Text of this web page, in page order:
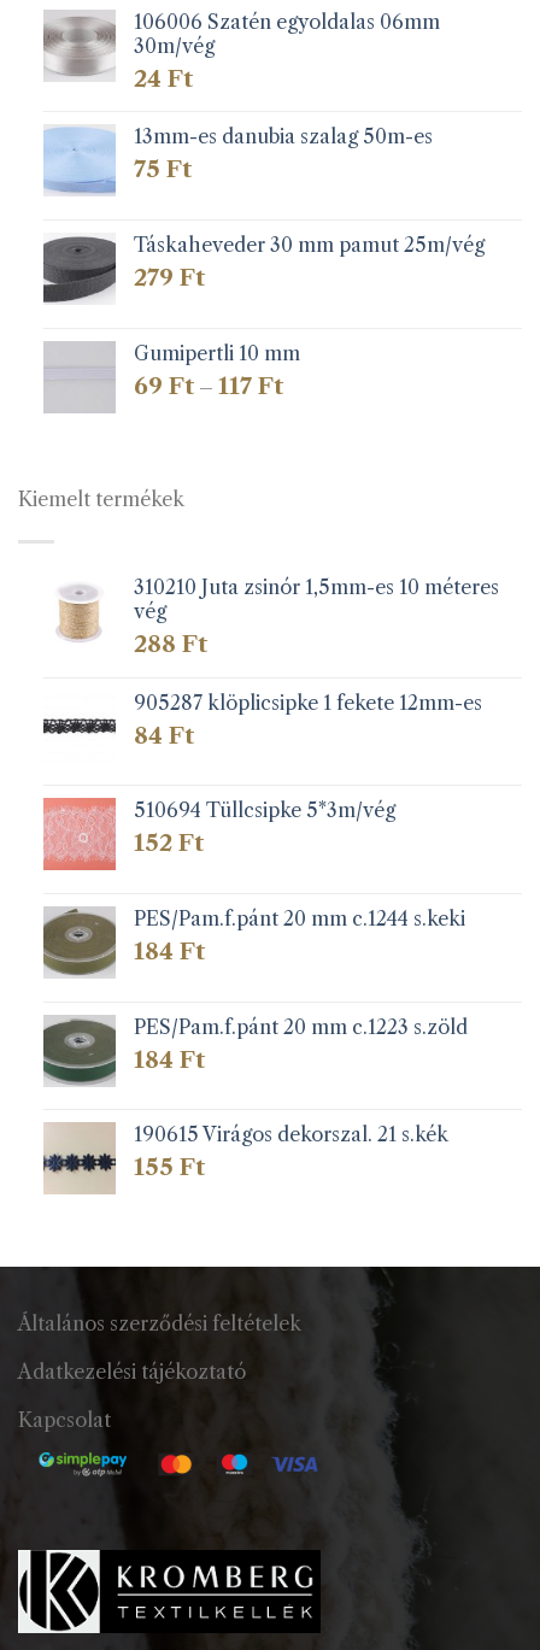
106006 Szatén egyoldalas 06mm
30m/vég
24 Ft
13mm-es danubia szalag 50m-es
75 Ft
Táskaheveder 30 mm pamut 25m/vég
279 Ft
Gumipertli 10 mm
69 Ft – 117 FtÁrtartomány:
Kiemelt termékek
310210 Juta zsinór 1,5mm-es 10 méteres
vég
288 Ft
905287 klöplicsipke 1 fekete 12mm-es
84 Ft
510694 Tüllcsipke 5*3m/vég
152 Ft
PES/Pam.f.pánt 20 mm c.1244 s.keki
184 Ft
PES/Pam.f.pánt 20 mm c.1223 s.zöld
184 Ft
190615 Virágos dekorszal. 21 s.kék
155 Ft
Általános szerződési feltételek
Adatkezelési tájékoztató
Kapcsolat